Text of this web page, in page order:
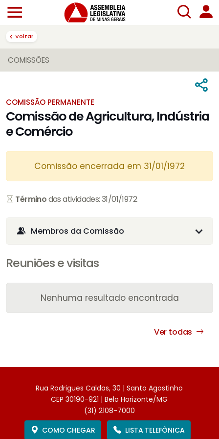
Voltar
COMISSÕES
COMISSÃO PERMANENTE
Comissão de Agricultura, Indústria
e Comércio
Comissão encerrada em 31/01/1972
Términodas atividades: 31/01/1972
Membros da Comissão
Reuniões e visitas
Nenhuma resultado encontrada
Ver todas
Rua Rodrigues Caldas, 30 | Santo Agostinho
CEP 30190-921 | Belo Horizonte/MG
(31) 2108-7000
COMO CHEGAR
LISTA TELEFÔNICA